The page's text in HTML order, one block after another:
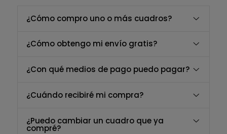
¿Cómo compro uno o más cuadros?
¿Cómo obtengo mi envío gratis?
¿Con qué medios de pago puedo pagar?
¿Cuándo recibiré mi compra?
¿Puedo cambiar un cuadro que ya
compré?